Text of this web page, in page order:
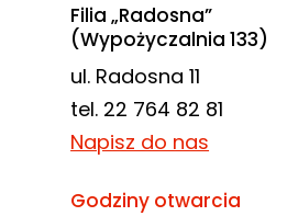
Filia „Radosna”
(Wypożyczalnia 133)
ul. Radosna 11
tel. 22 764 82 81
Napisz do nas
Godziny otwarcia